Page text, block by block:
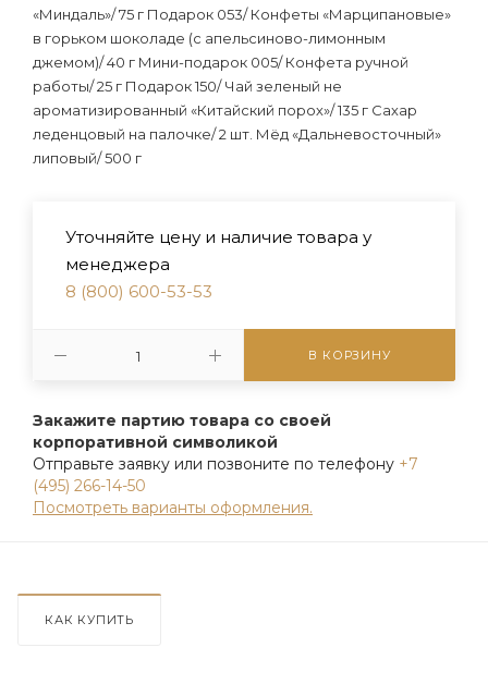
«Миндаль»/ 75 г Подарок 053/ Конфеты «Марципановые»
в горьком шоколаде (с апельсиново-лимонным
джемом)/ 40 г Мини-подарок 005/ Конфета ручной
работы/ 25 г Подарок 150/ Чай зеленый не
ароматизированный «Китайский порох»/ 135 г Сахар
леденцовый на палочке/ 2 шт. Мёд «Дальневосточный»
липовый/ 500 г
Уточняйте цену и наличие товара у
менеджера
8 (800) 600-53-53
В КОРЗИНУ
Закажите партию товара со своей
корпоративной символикой
Отправьте заявку или позвоните по телефону +7
(495) 266-14-50
Посмотреть варианты оформления.
КАК КУПИТЬ